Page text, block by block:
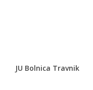
JU Bolnica Travnik